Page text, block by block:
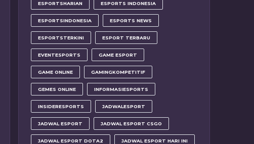
ESPORTSHARIAN ESPORTS INDONESIA
ESPORTSINDONESIA ESPORTS NEWS
ESPORTSTERKINI ESPORT TERBARU
EVENTESPORTS GAME ESPORT
GAME ONLINE GAMINGKOMPETITIF
GEMES ONLINE INFORMASIESPORTS
INSIDERESPORTS JADWALESPORT
JADWAL ESPORT JADWAL ESPORT CSGO
JADWAL ESPORT DOTA2 JADWAL ESPORT HARI INI